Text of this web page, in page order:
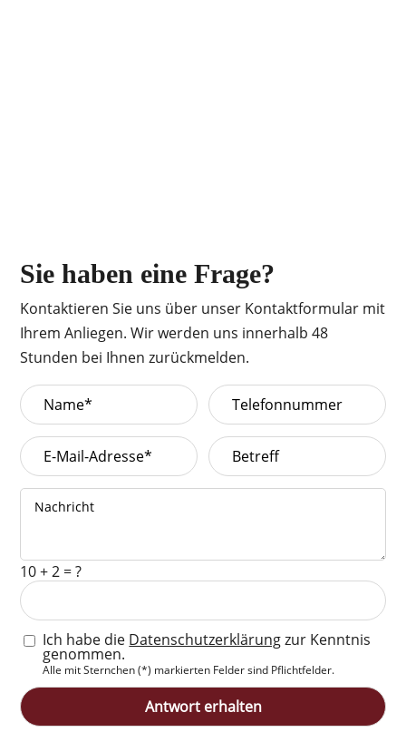
Sie haben eine Frage?
Kontaktieren Sie uns über unser Kontaktformular mit
Ihrem Anliegen. Wir werden uns innerhalb 48
Stunden bei Ihnen zurückmelden.
10 + 2 = ?
Ich habe die Datenschutzerklärungzur Kenntnis
genommen.
Alle mit Sternchen (*) markierten Felder sind Pflichtfelder.